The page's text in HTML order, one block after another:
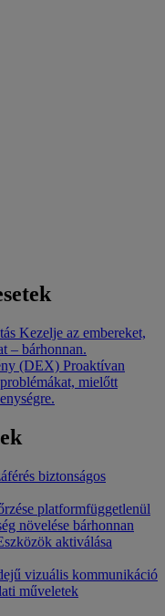
Kezelje az embereket,
– bárhonnan.
(DEX) Proaktívan
mielőtt
biztonságos
platformfüggetlenül
növelése bárhonnan
aktiválása
vizuális kommunikáció
műveletek